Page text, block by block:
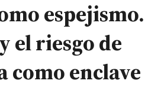
espejismo.
el riesgo de
como enclave